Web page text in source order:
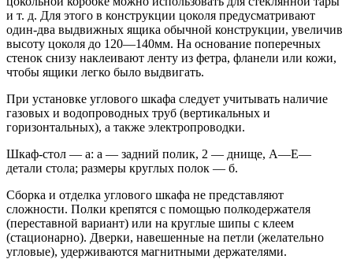
и т. д. Для этого в конструкции цоколя предусматривают
один-два выдвижных ящика обычной конструкции, увеличив
высоту цоколя до 120—140мм. На основание поперечных
стенок снизу наклеивают ленту из фетра, фланели или кожи,
чтобы ящики легко было выдвигать.
При установке углового шкафа следует учитывать наличие
газовых и водопроводных труб (вертикальных и
горизонтальных), а также электропроводки.
Шкаф-стол — а: а — задний полик, 2 — днище, А—Е—
детали стола; размеры круглых полок — б.
Сборка и отделка углового шкафа не представляют
сложности. Полки крепятся с помощью полкодержателя
(переставной вариант) или на круглые шипы с клеем
(стационарно). Дверки, навешенные на петли (желательно
угловые), удерживаются магнитными держателями.